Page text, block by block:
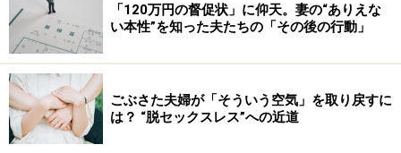
セックスレスが結婚前から続いている時の
対処法1：未来設計作戦
これは2人で先輩カップルの様子を見たり、将来のこと
を言葉にしたりすることで、パートナーの気持ちを動か
「120万円の督促状」に仰天。妻の“ありえな
い本性”を知った夫たちの「その後の行動」
ごぶさた夫婦が「そういう空気」を取り戻すに
は？ “脱セックスレス”への近道